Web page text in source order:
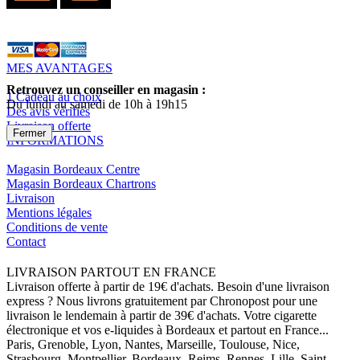
MES AVANTAGES
1 Cadeau au choix
Des avis vérifiés
Livraison offerte
INFORMATIONS
Magasin Bordeaux Centre
Magasin Bordeaux Chartrons
Livraison
Mentions légales
Conditions de vente
Contact
LIVRAISON PARTOUT EN FRANCE
Livraison offerte à partir de 19€ d'achats. Besoin d'une livraison
express ? Nous livrons gratuitement par Chronopost pour une
livraison le lendemain à partir de 39€ d'achats. Votre cigarette
électronique et vos e-liquides à Bordeaux et partout en France...
Paris, Grenoble, Lyon, Nantes, Marseille, Toulouse, Nice,
Retrouvez un conseiller en magasin :
Du lundi au samedi de 10h à 19h15
Fermer